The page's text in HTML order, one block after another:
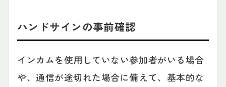
ハンドサインの事前確認
インカムを使用していない参加者がいる場合
や、通信が途切れた場合に備えて、基本的な